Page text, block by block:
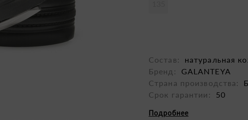
Состав:
натуральная
бренд:
GALANTEYA
страна производства:
срок гарантии:
50
Подробнее